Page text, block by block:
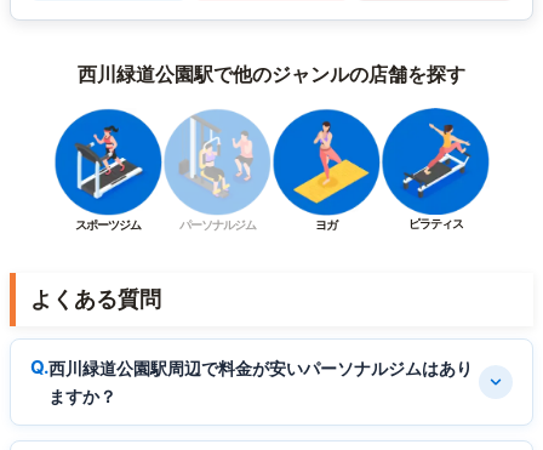
西川緑道公園駅で他のジャンルの店舗を探す
スポーツジム パーソナルジム ヨガ ピラティス
よくある質問
西川緑道公園駅周辺で料金が安いパーソナルジムはあり
ますか？